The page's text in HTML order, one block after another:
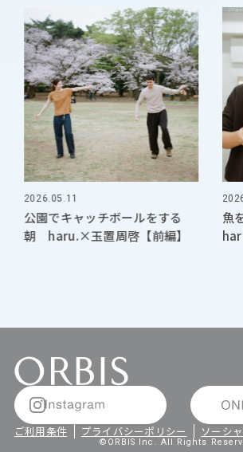
2026.05.11
公園でキャッチボールをする
朝 haru.×玉置周啓【前編】
魚
ご利用条件 プライバシーポリシー ソーシ
©ORBIS Inc. All Rights